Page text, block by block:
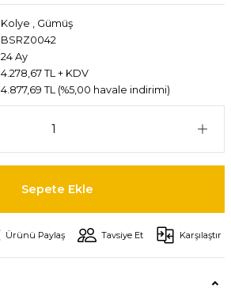
Kolye , Gümüş
BSRZ0042
24 Ay
4.278,67 TL + KDV
4.877,69 TL (%5,00 havale indirimi)
Sepete Ekle
Ürünü Paylaş Tavsiye Et Karşılaştır